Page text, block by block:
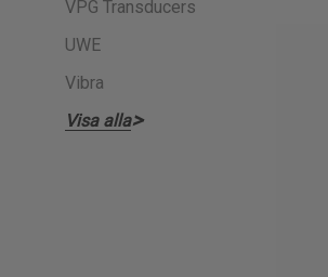
VPG Transducers
UWE
Vibra
Visa alla